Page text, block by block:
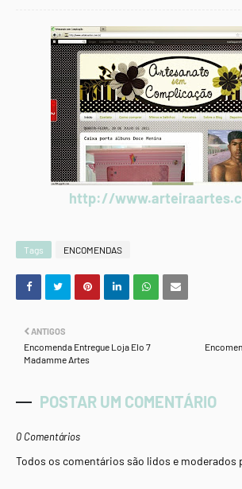
http://
Tags ENCOMENDAS
ANTIGOS
Encomenda Entregue Loja Elo 7
Madamme Artes
POSTAR UM COMENTÁRIO
0 Comentários
Todos os comentários são lidos e moderados